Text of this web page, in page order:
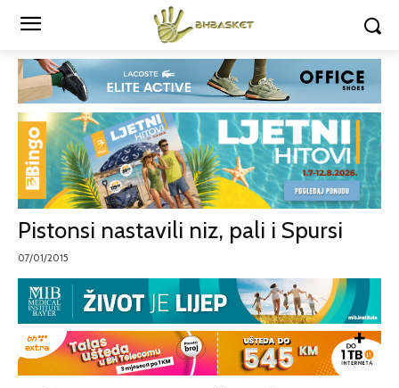
Pistonsi nastavili niz, pali i Spursi
07/01/2015